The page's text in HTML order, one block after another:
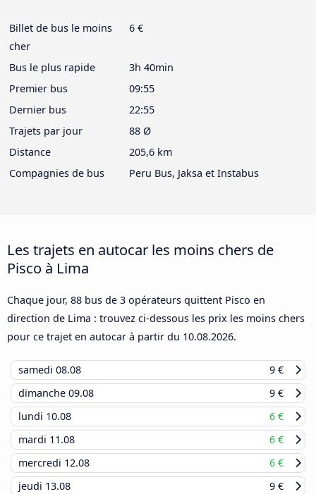
Billet de bus le moins
cher
6 €
Bus le plus rapide
3h 40min
Premier bus
09:55
Dernier bus
22:55
Trajets par jour
88 Ø
Distance
205,6 km
Compagnies de bus
Peru Bus, Jaksa et Instabus
Les trajets en autocar les moins chers de
Pisco à Lima
Chaque jour, 88 bus de 3 opérateurs quittent Pisco en
direction de Lima : trouvez ci-dessous les prix les moins chers
pour ce trajet en autocar à partir du 10.08.2026.
samedi 08.08
9 €
dimanche 09.08
9 €
lundi 10.08
6 €
mardi 11.08
6 €
mercredi 12.08
6 €
jeudi 13.08
9 €